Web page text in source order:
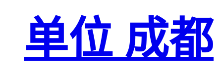
单位 成都